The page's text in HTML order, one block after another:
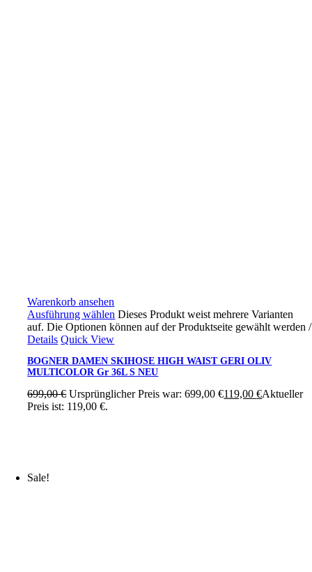
Warenkorb ansehen
Ausführung wählen Dieses Produkt weist mehrere Varianten
auf. Die Optionen können auf der Produktseite gewählt werden/
Details Quick View
BOGNER DAMEN SKIHOSE HIGH WAIST GERI OLIV
MULTICOLOR Gr 36L S NEU
699,00€ Ursprünglicher Preis war: 699,00 €119,00€Aktueller
Preis ist: 119,00 €.
Sale!